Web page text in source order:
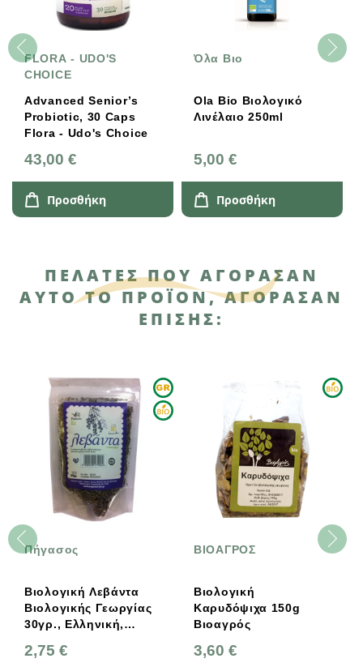
FLORA - UDO'S
CHOICE
Advanced Senior’s
Probiotic, 30 Caps
Flora - Udo's Choice
43,00 €
Προσθήκη
Όλα Βιο
Ola Bio Βιολογικό
Λινέλαιο 250ml
5,00 €
Προσθήκη
ΠΕΛΆΤΕΣ ΠΟΥ ΑΓΌΡΑΣΑΝ
ΑΥΤΌ ΤΟ ΠΡΟΪΌΝ, ΑΓΌΡΑΣΑΝ
ΕΠΊΣΗΣ:
Πήγασος
Βιολογική Λεβάντα
Βιολογικής Γεωργίας
30γρ., Ελληνική,
Υπερτροφές
2,75 €
ΒΙΟΑΓΡΟΣ
Βιολογική
Καρυδόψιχα 150g
Βιοαγρός
3,60 €